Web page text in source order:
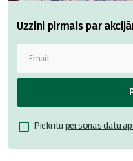
Uzzini pirmais par
Piekrītu personas datu